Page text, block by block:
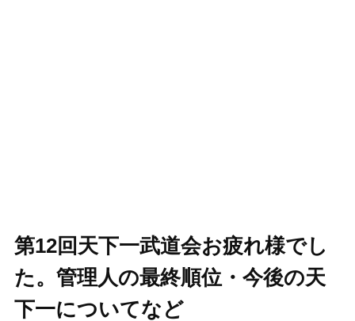
第12回天下一武道会お疲れ様でし
た。管理人の最終順位・今後の天
下一についてなど